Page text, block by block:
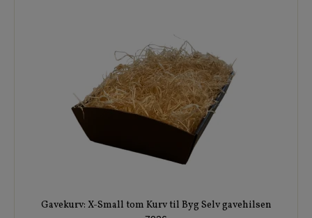
Gavekurv: X-Small tom Kurv til Byg Selv gavehilsen